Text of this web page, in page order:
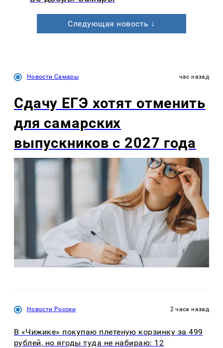
Следующая новость ↓
Новости Самары час назад
Сдачу ЕГЭ хотят отменить
для самарских
выпускников с 2027 года
Новости России 2 часа назад
В «Чижике» покупаю плетеную корзинку за 499
рублей, но ягоды туда не набираю: 12